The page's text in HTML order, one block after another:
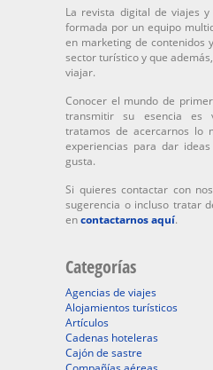
La revista digital de viajes
formada por un equipo
en marketing de contenidos
sector turístico y que
viajar.
Conocer el mundo de
transmitir su esencia es
tratamos de acercarnos lo
experiencias para dar
gusta.
Si quieres contactar con
sugerencia o incluso tratar
encontactarnos aquí.
Categorías
Agencias de viajes
Alojamientos turísticos
Artículos
Cadenas hoteleras
Cajón de sastre